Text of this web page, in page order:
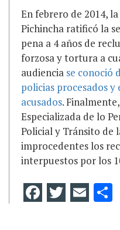
En febrero de 2014,
Pichincha ratificó la
pena a 4 años de
forzosa y tortura a
audiencia se conoció
policias procesados
acusados.
Especializada de lo
Policial y Tránsito de
improcedentes los
interpuestos por los
Facebook
Twitter